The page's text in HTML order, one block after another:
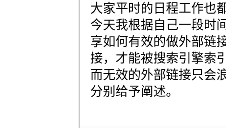
大家平时的日程工作也
今天我根据自己一段时
享如何有效的做外部链
接，才能被搜索引擎索
而无效的外部链接只会
分别给予阐述。